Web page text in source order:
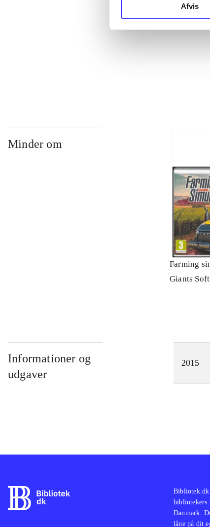
Afvis
Minder om
Farming
Giants
Informationer og
udgaver
2015
Bibliotek.dk
bibliotekers
Danmark.
låne på dit